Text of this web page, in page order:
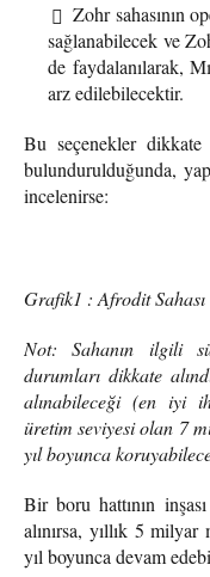
Zohr sahasının
sağlanabilecek ve
de faydalanılarak,
arz edilebilecektir.
Bu seçenekler
bulundurulduğunda,
incelenirse:
Grafik1 : Afrodit
Not: Sahanın ilgili
durumları dikkate
alınabileceği (en iyi
üretim seviyesi olan 7
yıl boyunca
Bir boru hattının
alınırsa, yıllık 5
yıl boyunca devam